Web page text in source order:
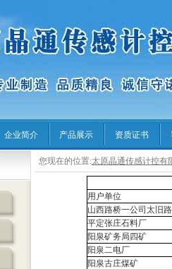
企业简介 产品展示 资质证书
您现在的位置:太原晶通传感计控有
用户单位
山西路桥一公司太旧
平定张庄石料厂
阳泉矿务局四矿
阳泉二电厂
阳泉古庄煤矿